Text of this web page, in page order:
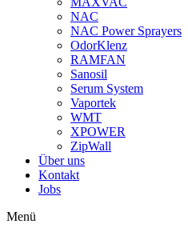
NAC
NAC Power Sprayers
OdorKlenz
RAMFAN
Sanosil
Serum System
Vaportek
WMT
XPOWER
ZipWall
Über uns
Kontakt
Jobs
Menü